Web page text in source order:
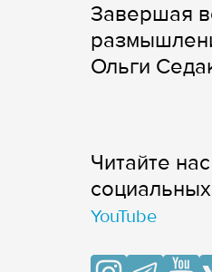
Завершая
Ольги
Читайте
YouTube